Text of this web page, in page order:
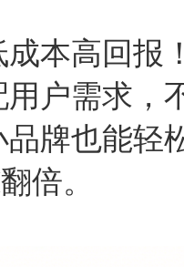
成本高回报
户需求，
品牌也能轻
倍。